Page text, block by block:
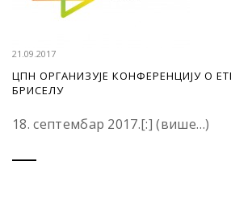
21.09.2017
ЦПН ОРГАНИЗУЈЕ КОНФЕРЕНЦИЈУ О
БРИСЕЛУ
18. септембар 2017.[:] (више…)